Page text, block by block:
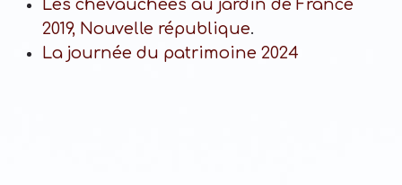
Les chevauchées au jardin de France
2019, Nouvelle république.
La journée du patrimoine 2024